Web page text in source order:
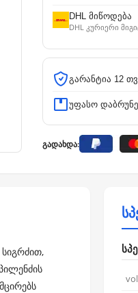
DHL მიწოდება
DHL კურიერი
გარანტია 12
უფასო
გადახდა:
სიგრძით,